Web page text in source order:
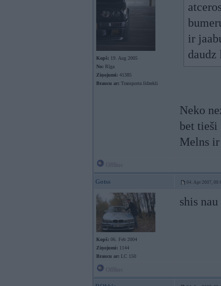
Kopš: 19. Aug 2005
No: Rīga
Ziņojumi: 41385
Braucu ar: Transporta līdzekli
ir
daudz
Neko
bet tieši
Melns
Gotss 04. Apr 2007,
Kopš: 06. Feb 2004
Ziņojumi: 1144
Braucu ar: LC 150
shis